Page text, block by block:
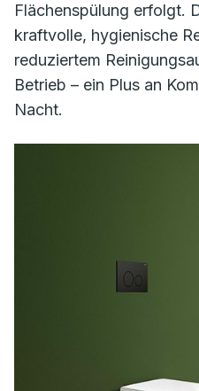
Flächenspülung erfolgt.
kraftvolle, hygienische
reduziertem
Betrieb – ein Plus an
Nacht.